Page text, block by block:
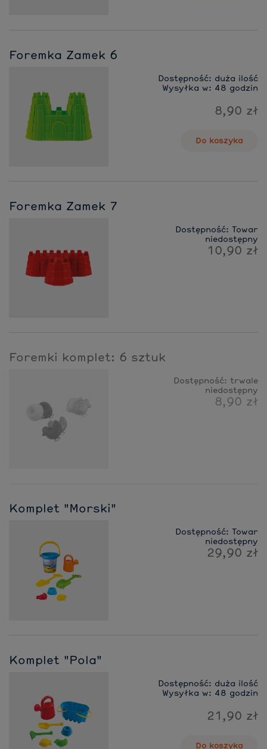
Foremka Zamek 6
Dostępność: duża ilość
Wysyłka w: 48 godzin
8,90 zł
Do koszyka
Foremka Zamek 7
Dostępność:
Towar
niedostępny
10,90 zł
Foremki komplet: 6 sztuk
Dostępność: trwale
niedostępny
8,90 zł
Komplet "Morski"
Dostępność:
Towar
niedostępny
29,90 zł
Komplet "Pola"
Dostępność: duża ilość
Wysyłka w: 48 godzin
21,90 zł
Do koszyka